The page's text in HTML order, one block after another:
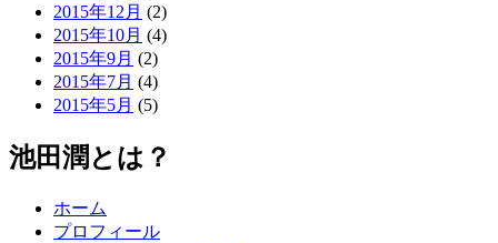
2015年12月 (2)
2015年10月 (4)
2015年9月 (2)
2015年7月 (4)
2015年5月 (5)
池田潤とは？
ホーム
プロフィール